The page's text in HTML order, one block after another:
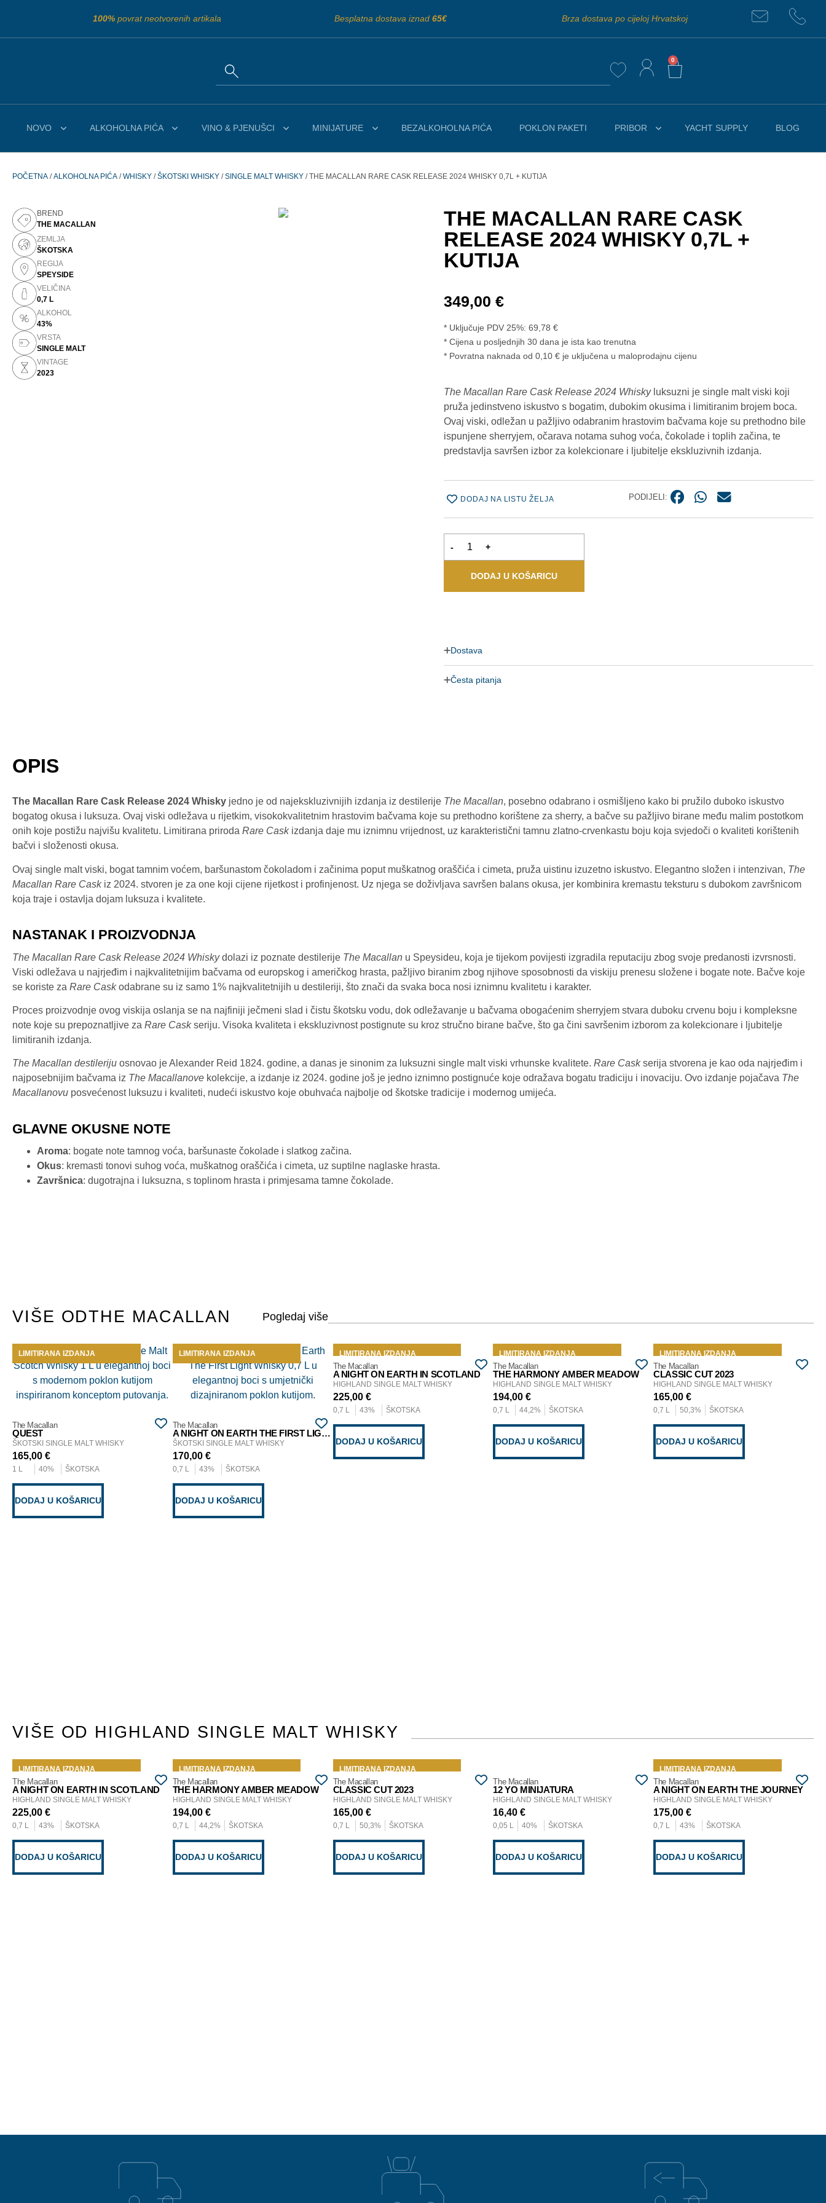
100%povrat neotvorenih artikala Besplatna dostava iznad65€ Brza dostava po cijeloj Hrvatskoj
0
NOVO ALKOHOLNA PIĆA VINO & PJENUŠCI MINIJATURE BEZALKOHOLNA PIĆA POKLON PAKETI PRIBOR YACHT SUPPLY BLOG
POČETNA /ALKOHOLNA PIĆA /WHISKY /ŠKOTSKI WHISKY /SINGLE MALT WHISKY / THE MACALLAN RARE CASK RELEASE 2024 WHISKY 0,7L + KUTIJA
BREND
THE MACALLAN
ZEMLJA
ŠKOTSKA
REGIJA
SPEYSIDE
VELIČINA
0,7 L
ALKOHOL
43%
VRSTA
SINGLE MALT
VINTAGE
2023
THE MACALLAN RARE CASK
RELEASE 2024 WHISKY 0,7L +
KUTIJA
349,00 €
* Uključuje PDV 25%: 69,78 €
Cijena u posljednjih 30 dana je ista kao trenutna
* Povratna naknada od 0,10 € je uključena u maloprodajnu cijenu
The Macallan Rare Cask Release 2024 Whiskyluksuzni je single malt viski koji
pruža jedinstveno iskustvo s bogatim, dubokim okusima i limitiranim brojem boca.
Ovaj viski, odležan u pažljivo odabranim hrastovim bačvama koje su prethodno bile
ispunjene sherryjem, očarava notama suhog voća, čokolade i toplih začina, te
predstavlja savršen izbor za kolekcionare i ljubitelje ekskluzivnih izdanja.
DODAJ NA LISTU ŽELJA PODIJELI:
- +
DODAJ U KOŠARICU
Dostava
Česta pitanja
OPIS
The Macallan Rare Cask Release 2024 Whisky jedno je od najekskluzivnijih izdanja iz destilerije The Macallan, posebno odabrano i osmišljeno kako bi pružilo duboko iskustvo
bogatog okusa i luksuza. Ovaj viski odležava u rijetkim, visokokvalitetnim hrastovim bačvama koje su prethodno korištene za sherry, a bačve su pažljivo birane među malim postotkom
onih koje postižu najvišu kvalitetu. Limitirana priroda Rare Caskizdanja daje mu iznimnu vrijednost, uz karakteristični tamnu zlatno-crvenkastu boju koja svjedoči o kvaliteti korištenih
bačvi i složenosti okusa.
Ovaj single malt viski, bogat tamnim voćem, baršunastom čokoladom i začinima poput muškatnog oraščića i cimeta, pruža uistinu izuzetno iskustvo. Elegantno složen i intenzivan, The
Macallan Rare Caskiz 2024. stvoren je za one koji cijene rijetkost i profinjenost. Uz njega se doživljava savršen balans okusa, jer kombinira kremastu teksturu s dubokom završnicom
koja traje i ostavlja dojam luksuza i kvalitete.
NASTANAK I PROIZVODNJA
The Macallan Rare Cask Release 2024 Whiskydolazi iz poznate destilerije The Macallan u Speysideu, koja je tijekom povijesti izgradila reputaciju zbog svoje predanosti izvrsnosti.
Viski odležava u najrjeđim i najkvalitetnijim bačvama od europskog i američkog hrasta, pažljivo biranim zbog njihove sposobnosti da viskiju prenesu složene i bogate note. Bačve koje
se koriste za Rare Caskodabrane su iz samo 1% najkvalitetnijih u destileriji, što znači da svaka boca nosi iznimnu kvalitetu i karakter.
Proces proizvodnje ovog viskija oslanja se na najfiniji ječmeni slad i čistu škotsku vodu, dok odležavanje u bačvama obogaćenim sherryjem stvara duboku crvenu boju i kompleksne
note koje su prepoznatljive za Rare Caskseriju. Visoka kvaliteta i ekskluzivnost postignute su kroz stručno birane bačve, što ga čini savršenim izborom za kolekcionare i ljubitelje
limitiranih izdanja.
The Macallan destileriju osnovao je Alexander Reid 1824. godine, a danas je sinonim za luksuzni single malt viski vrhunske kvalitete. Rare Caskserija stvorena je kao oda najrjeđim i
najposebnijim bačvama iz The Macallanove kolekcije, a izdanje iz 2024. godine još je jedno iznimno postignuće koje odražava bogatu tradiciju i inovaciju. Ovo izdanje pojačava The
Macallanovu posvećenost luksuzu i kvaliteti, nudeći iskustvo koje obuhvaća najbolje od škotske tradicije i modernog umijeća.
GLAVNE OKUSNE NOTE
Aroma: bogate note tamnog voća, baršunaste čokolade i slatkog začina.
Okus: kremasti tonovi suhog voća, muškatnog oraščića i cimeta, uz suptilne naglaske hrasta.
Završnica: dugotrajna i luksuzna, s toplinom hrasta i primjesama tamne čokolade.
VIŠE ODTHE MACALLAN
LIMITIRANA IZDANJA
The Macallan
QUEST
ŠKOTSKI SINGLE MALT WHISKY
165,00 €
1 L 40% ŠKOTSKA
DODAJ U KOŠARICU
LIMITIRANA IZDANJA
The Macallan
A NIGHT ON EARTH THE FIRST LIGHT
ŠKOTSKI SINGLE MALT WHISKY
170,00 €
0,7 L 43% ŠKOTSKA
DODAJ U KOŠARICU
LIMITIRANA IZDANJA
The Macallan
A NIGHT ON EARTH IN SCOTLAND
HIGHLAND SINGLE MALT WHISKY
225,00 €
0,7 L 43% ŠKOTSKA
DODAJ U KOŠARICU
LIMITIRANA IZDANJA
The Macallan
THE HARMONY AMBER MEADOW
HIGHLAND SINGLE MALT WHISKY
194,00€
0,7 L 44,2% ŠKOTSKA
DODAJ U KOŠARICU
LIMITIRANA IZDANJA
The Macallan
CLASSIC CUT 2023
HIGHLAND SINGLE MALT WHISKY
165,00€
0,7 L 50,3% ŠKOTSKA
DODAJ U KOŠARICU
VIŠE OD HIGHLAND SINGLE MALT WHISKY
LIMITIRANA IZDANJA
The Macallan
A NIGHT ON EARTH IN SCOTLAND
HIGHLAND SINGLE MALT WHISKY
225,00 €
0,7 L 43% ŠKOTSKA
DODAJ U KOŠARICU
LIMITIRANA IZDANJA
The Macallan
THE HARMONY AMBER MEADOW
HIGHLAND SINGLE MALT WHISKY
194,00 €
0,7 L 44,2% ŠKOTSKA
DODAJ U KOŠARICU
LIMITIRANA IZDANJA
The Macallan
CLASSIC CUT 2023
HIGHLAND SINGLE MALT WHISKY
165,00 €
0,7 L 50,3% ŠKOTSKA
DODAJ U KOŠARICU
The Macallan
12 YO MINIJATURA
HIGHLAND SINGLE MALT WHISKY
16,40€
0,05 L 40% ŠKOTSKA
DODAJ U KOŠARICU
LIMITIRANA IZDANJA
The Macallan
A NIGHT ON EARTH THE JOURNEY
HIGHLAND SINGLE MALT WHISKY
175,00€
0,7 L 43% ŠKOTSKA
DODAJ U KOŠARICU